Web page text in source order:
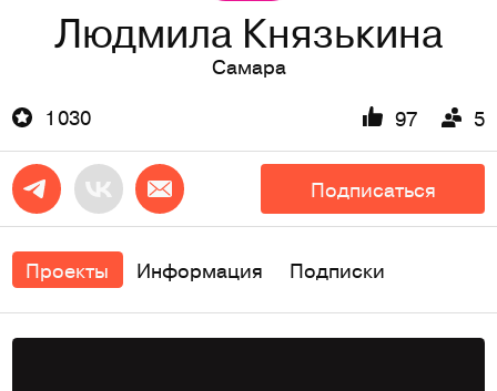
Людмила Князькина
Самара
1 030
97 5
Подписаться
Проекты Информация Подписки